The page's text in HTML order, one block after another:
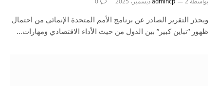
ويحذر التقرير الصادر عن برنامج الأمم المتحدة الإنمائي من احتمال
ظهور “تباين كبير” بين الدول من حيث الأداء الاقتصادي ومهارات…